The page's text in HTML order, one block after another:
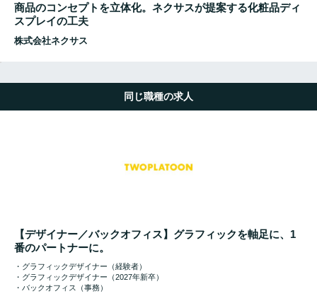
商品のコンセプトを立体化。ネクサスが提案する化粧品ディ
スプレイの工夫
株式会社ネクサス
同じ職種の求人
【デザイナー／バックオフィス】グラフィックを軸足に、1
番のパートナーに。
・グラフィックデザイナー（経験者）
・グラフィックデザイナー（2027年新卒）
・バックオフィス（事務）